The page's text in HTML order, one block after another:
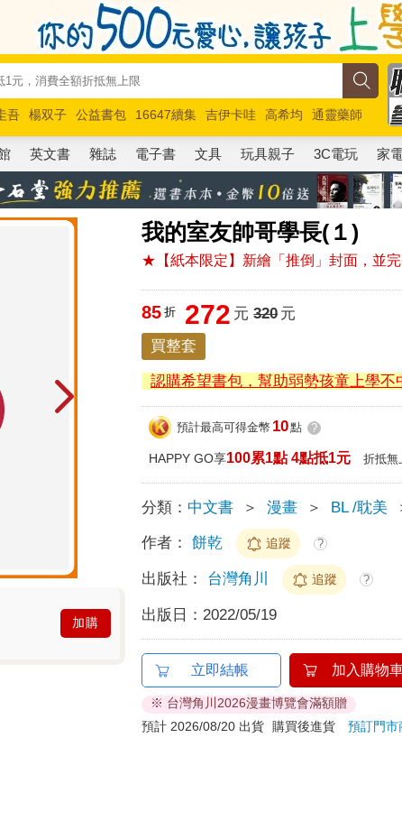
吾 楊双子 公益書包 16647續集 吉伊卡哇 高希均
通靈藥師
路邊攤新作
馬斯克 玩具總動員5 超慢跑
英文書 雜誌 電子書 文具 玩具親子 3C電玩 家電
我的室友帥哥學長(１)
★【紙本限定】新繪「推倒」封面，並完
加購
85 折 272 元 320元
買整套
認購希望書包，幫助弱勢孩童上學不
預計最高可得金幣 10點 ?
HAPPY GO享100累1點 4點抵1元 折抵無
分類： 中文書 ＞ 漫畫 ＞ BL /耽美
作者： 餅乾 追蹤 ?
出版社： 台灣角川 追蹤 ?
出版日： 2022/05/19
立即結帳 加入購物
※ 台灣角川2026漫畫博覽會滿額贈
預計 2026/08/20 出貨
購買後進貨預訂門市